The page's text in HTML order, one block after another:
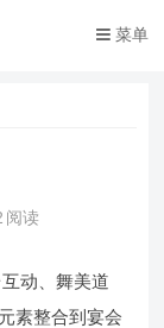
菜单
阅读
动、舞美道
素整合到宴会